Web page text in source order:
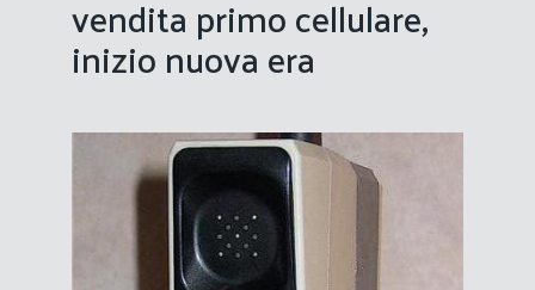
vendita primo cellulare,
inizio nuova era